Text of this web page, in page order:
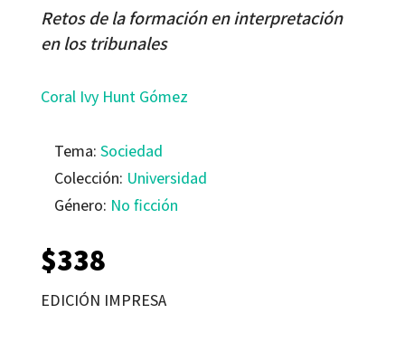
Retos de la formación en interpretación
en los tribunales
Coral Ivy Hunt Gómez
Tema: Sociedad
Colección: Universidad
Género: No ficción
$338
EDICIÓN IMPRESA